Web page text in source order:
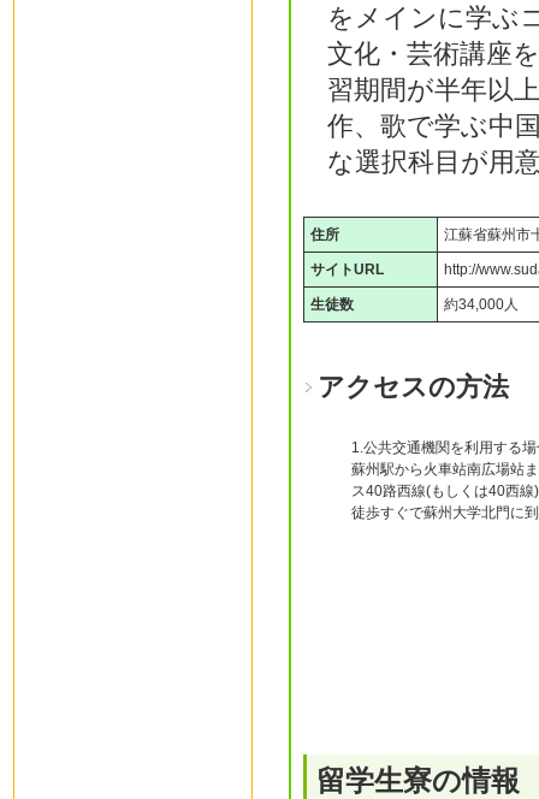
をメインに学ぶ
文化・芸術講座
習期間が半年以
作、歌で学ぶ中
な選択科目が用
住所 江蘇省蘇州市
サイトURL http://
生徒数 約34,000人
アクセスの方法
1.公共交通機関を利用する
蘇州駅から火車站南広場站
ス40路西線(もしくは40西
徒歩すぐで蘇州大学北門に
留学生寮の情報